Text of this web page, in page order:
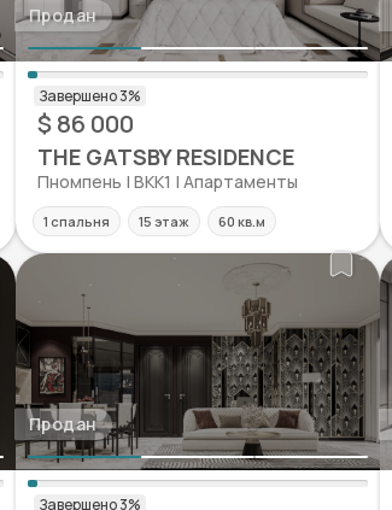
Продан
$ 86 000
THE GATSBY RESIDENCE
Пномпень | BKK1 | Апартаменты
1 спальня 15 этаж 60 кв.м
Продан